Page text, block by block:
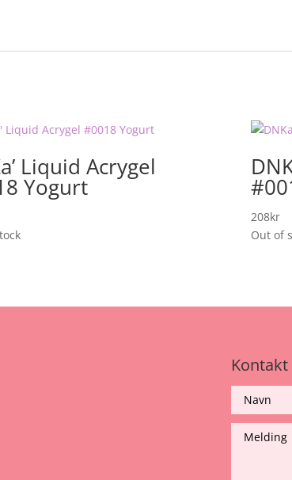
Liquid Acrygel
Yogurt
208kr
Out of
Kontakt